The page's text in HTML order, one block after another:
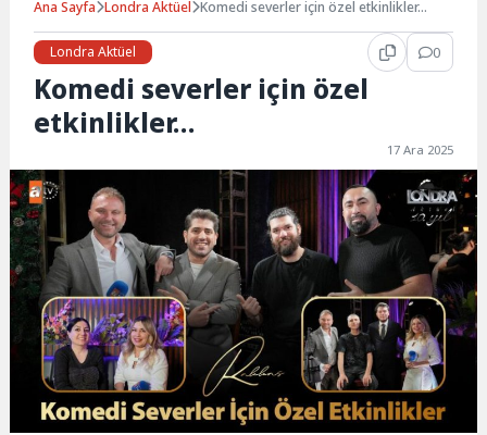
Ana Sayfa Londra Aktüel Komedi severler için özel etkinlikler…
Londra Aktüel 0
Komedi severler için özel
etkinlikler…
17 Ara 2025